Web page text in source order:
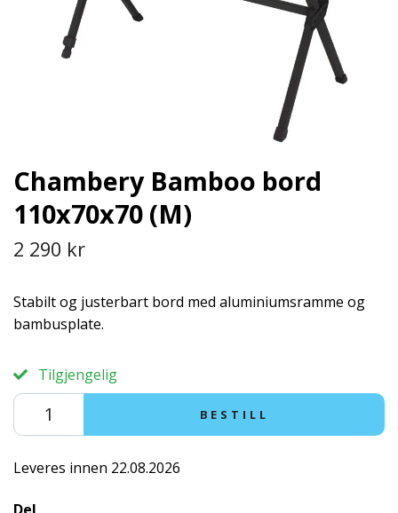
Chambery Bamboo bord
110x70x70 (M)
2 290 kr
Stabilt og justerbart bord med aluminiumsramme og
bambusplate.
Tilgjengelig
BESTILL
Leveres innen 22.08.2026